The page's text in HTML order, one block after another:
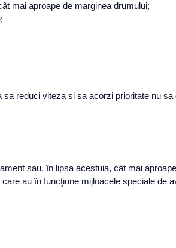
mai aproape de marginea drumului;
reduci viteza si sa acorzi prioritate nu
sau, în lipsa acestuia, cât mai
au în funcţiune mijloacele speciale de